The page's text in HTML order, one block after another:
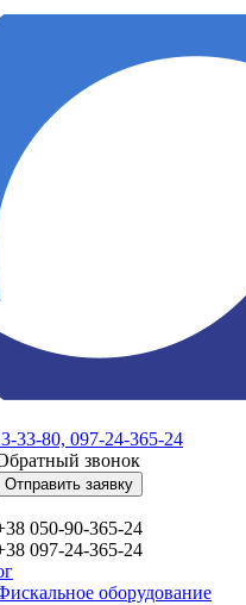
33-80, 097-24-365-24
звонок
Отправить заявку
050-90-365-24
097-24-365-24
оборудование